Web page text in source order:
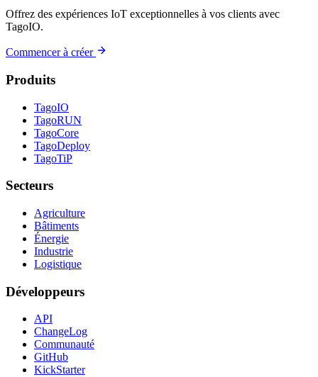
Offrez des expériences IoT exceptionnelles à vos clients avec
TagoIO.
Commencer à créer
Produits
TagoIO
TagoRUN
TagoCore
TagoDeploy
TagoTiP
Secteurs
Agriculture
Bâtiments
Énergie
Industrie
Logistique
Développeurs
API
ChangeLog
Communauté
GitHub
KickStarter